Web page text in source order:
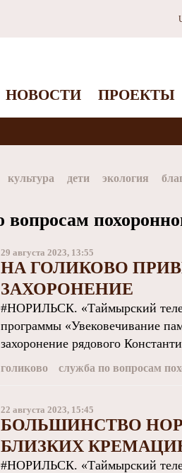
НОВОСТИ ПРОЕКТЫ
культура дети экология
29 августа 2023, 13:55
НА ГОЛИКОВО
ЗАХОРОНЕНИЕ
#НОРИЛЬСК. «Таймырский
программы «Увековечивание
захоронение рядового
голиково служба по вопросам
22 августа 2023, 15:45
БОЛЬШИНСТВО
БЛИЗКИХ
#НОРИЛЬСК. «Таймырский